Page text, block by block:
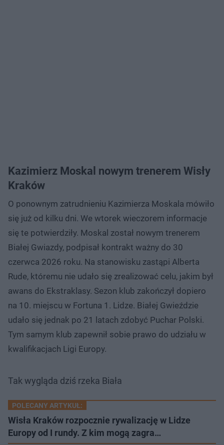
Kazimierz Moskal nowym trenerem Wisły
Kraków
O ponownym zatrudnieniu Kazimierza Moskala mówiło
się już od kilku dni. We wtorek wieczorem informacje
się te potwierdziły. Moskal został nowym trenerem
Białej Gwiazdy, podpisał kontrakt ważny do 30
czerwca 2026 roku. Na stanowisku zastąpi Alberta
Rude, któremu nie udało się zrealizować celu, jakim był
awans do Ekstraklasy. Sezon klub zakończył dopiero
na 10. miejscu w Fortuna 1. Lidze. Białej Gwieździe
udało się jednak po 21 latach zdobyć Puchar Polski.
Tym samym klub zapewnił sobie prawo do udziału w
kwalifikacjach Ligi Europy.
Tak wygląda dziś rzeka Biała
POLECANY ARTYKUŁ:
Wisła Kraków rozpocznie rywalizację w Lidze
Europy od I rundy. Z kim mogą zagra…